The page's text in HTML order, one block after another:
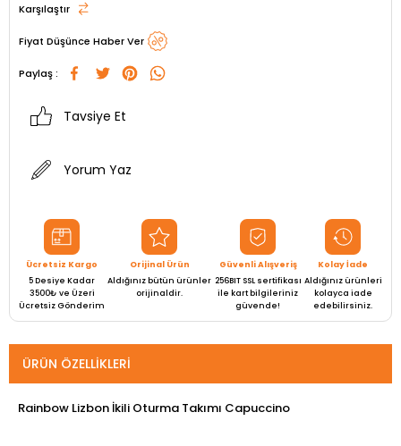
Karşılaştır
Fiyat Düşünce Haber Ver
Paylaş :
Tavsiye Et
Yorum Yaz
Ücretsiz Kargo
5 Desiye Kadar
3500₺ ve Üzeri
Ücretsiz Gönderim
Orijinal Ürün
Aldığınız bütün ürünler
orijinaldir.
Güvenli Alışveriş
256BIT SSL sertifikası
ile kart bilgileriniz
güvende!
Kolay İade
Aldığınız ürünleri
kolayca iade
edebilirsiniz.
ÜRÜN ÖZELLIKLERI
Rainbow Lizbon İkili Oturma Takımı Capuccino